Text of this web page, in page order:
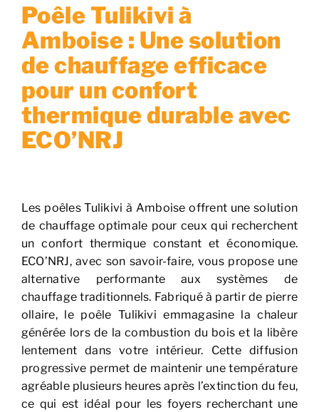
Poêle Tulikivi à
Amboise : Une solution
de chauffage efficace
pour un confort
thermique durable avec
ECO’NRJ
Les poêles Tulikivi à Amboise offrent une solution
de chauffage optimale pour ceux qui recherchent
un confort thermique constant et économique.
ECO’NRJ, avec son savoir-faire, vous propose une
alternative performante aux systèmes de
chauffage traditionnels. Fabriqué à partir de pierre
ollaire, le poêle Tulikivi emmagasine la chaleur
générée lors de la combustion du bois et la libère
lentement dans votre intérieur. Cette diffusion
progressive permet de maintenir une température
agréable plusieurs heures après l’extinction du feu,
ce qui est idéal pour les foyers recherchant une